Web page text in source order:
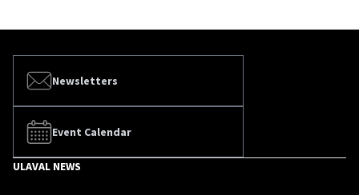
Newsletters
Event Calendar
ULAVAL NEWS